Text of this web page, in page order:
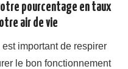
pourcentage en taux
air de vie
important de respirer
le bon fonctionnement